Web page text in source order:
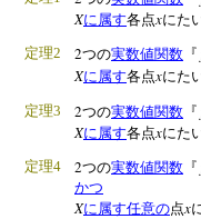
Xに属す各点xにた
定理2 2つの実数値関数 『
Xに属す各点xにた
定理3 2つの実数値関数 『
Xに属す各点xにた
定理4 2つの実数値関数 『
かつ
Xに属す任意の点x